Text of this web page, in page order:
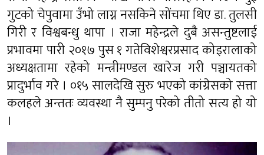
गुटको चेपुवामा उँभो लाग्न नसकिने सोंचमा थिए डा. तुलसी
गिरी र विश्वबन्धु थापा । राजा महेन्द्रले दुबै असन्तुष्टलाई
प्रभावमा पारी २०१७ पुस १ गतेविशेश्वरप्रसाद कोइरालाको
अध्यक्षतामा रहेको मन्त्रीमण्डल खारेज गरी पञ्चायतको
प्रादुर्भाव गरे । ०१५ सालदेखि सुरु भएको कांग्रेसको सत्ता
कलहले अन्ततः व्यवस्था नै सुम्पनु परेको तीतो सत्य हो यो
।